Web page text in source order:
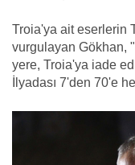
Troia'ya ait eserlerin
vurgulayan Gökhan,
yere, Troia'ya iade
İlyadası 7'den 70'e